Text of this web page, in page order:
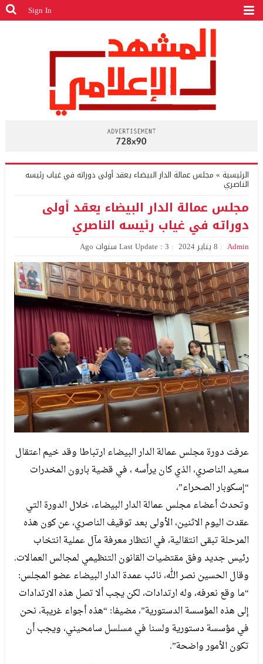
Sign In
الرئيسية » مجلس عمالة الدار البيضاء يعقد أولى دوراته في غياب رئيسه
الناصري
مجلس عمالة الدار البيضاء يعقد أولى
دوراته في غياب رئيسه الناصري
Admin 8 يناير 2024 Last Update : 3 سنوات Ago
عرفت دورة مجلس عمالة الدار البيضاء ارتباطا وقد خيم اعتقال
سعيد الناصري، الذي كان يرأسه ، في قضية بارون المخدرات
“إسكوبار الصحراء”،
وتحدث أعضاء مجلس عمالة الدار البيضاء، خلال الدورة التي
عقدت اليوم الاثنين، الأولى بعد توقيف الناصري، عن كون هذه
المرحلة تبقى انتقالية، في انتظار معرفة مآل عملية انتخاب
رئيس جديد وفق مقتضيات القانون التنظيمي لمجالس العمالات.
وقال الحسين نصر الله، نائب عمدة الدار البيضاء عضو المجلس:
“ما وقع نعرفه، وله ارتدادات، لكن يجب ألا تصل هذه الارتدادات
إلى هذه المؤسسة الدستورية”، مضيفا: “هذه أجواء غريبة، نحن
في مؤسسة دستورية ولسنا في مسلسل سامحيني، ويجب أن
تكون الأمور واضحة”.